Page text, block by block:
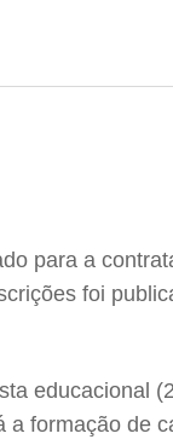
para a
foi
educacional
formação de